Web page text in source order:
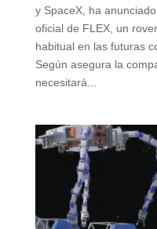
y SpaceX, ha
oficial de FLEX, un
habitual en las futuras
Según asegura la
necesitará...